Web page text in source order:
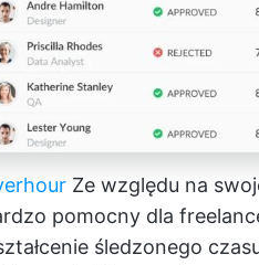
Ze względu na
pomocny dla
śledzonego